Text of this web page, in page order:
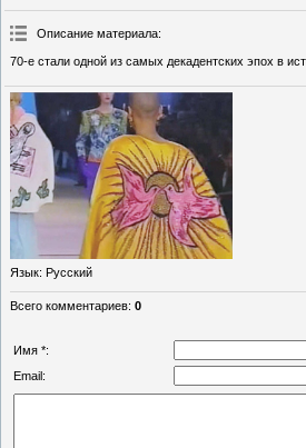
Описание материала:
70-е стали одной из самых декадентских эпох в
Язык: Русский
Всего комментариев: 0
Имя *:
Email: